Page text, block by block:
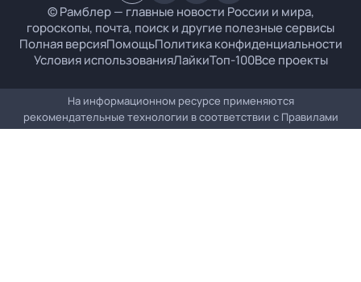
© Рамблер — главные новости России и мира,
гороскопы, почта, поиск и другие полезные сервисы
Полная версияПомощьПолитика конфиденциальности
Условия использованияЛайкиТоп-100Все проекты
На информационном ресурсе применяются
рекомендательные технологии в соответствии с Правилами